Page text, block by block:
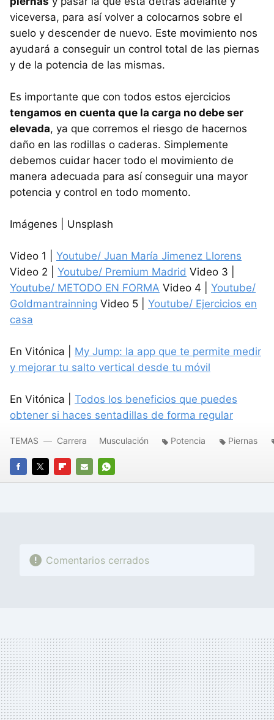
viceversa, para así volver a colocarnos sobre el
suelo y descender de nuevo. Este movimiento nos
ayudará a conseguir un control total de las piernas
y de la potencia de las mismas.
Es importante que con todos estos ejercicios
tengamos en cuenta que la carga no debe ser
elevada, ya que corremos el riesgo de hacernos
daño en las rodillas o caderas. Simplemente
debemos cuidar hacer todo el movimiento de
manera adecuada para así conseguir una mayor
potencia y control en todo momento.
Imágenes | Unsplash
Video 1 | Youtube/ Juan María Jimenez Llorens
Video 2 | Youtube/ Premium Madrid Video 3 |
Youtube/ METODO EN FORMA Video 4 | Youtube/
Goldmantrainning Video 5 | Youtube/ Ejercicios en
casa
En Vitónica | My Jump: la app que te permite medir
y mejorar tu salto vertical desde tu móvil
En Vitónica | Todos los beneficios que puedes
obtener si haces sentadillas de forma regular
FACEBOOK
TWITTERFLIPBOARD
E-
WHATSAPP
TEMAS Carrera Musculación Potencia Piernas
Comentarios cerrados